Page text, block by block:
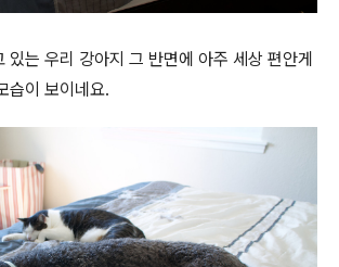
있는 우리 강아지 그 반면에 아주 세상 편안게
습이 보이네요.